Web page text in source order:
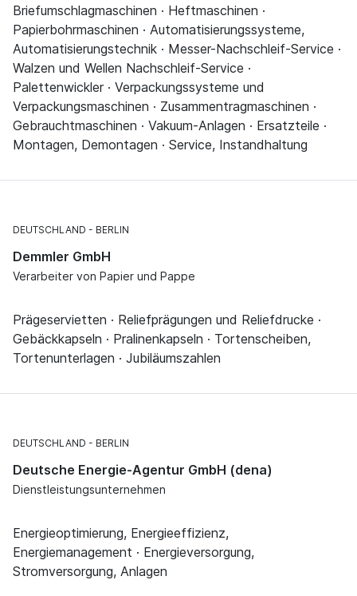
Briefumschlagmaschinen · Heftmaschinen ·
Papierbohrmaschinen · Automatisierungssysteme,
Automatisierungstechnik · Messer-Nachschleif-Service ·
Walzen und Wellen Nachschleif-Service ·
Palettenwickler · Verpackungssysteme und
Verpackungsmaschinen · Zusammentragmaschinen ·
Gebrauchtmaschinen · Vakuum-Anlagen · Ersatzteile ·
Montagen, Demontagen · Service, Instandhaltung
DEUTSCHLAND BERLIN
Demmler GmbH
Verarbeiter von Papier und Pappe
Prägeservietten · Reliefprägungen und Reliefdrucke ·
Gebäckkapseln · Pralinenkapseln · Tortenscheiben,
Tortenunterlagen · Jubiläumszahlen
DEUTSCHLAND BERLIN
Deutsche Energie-Agentur GmbH (dena)
Dienstleistungsunternehmen
Energieoptimierung, Energieeffizienz,
Energiemanagement · Energieversorgung,
Stromversorgung, Anlagen